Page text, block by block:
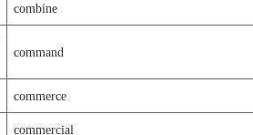
combine
command
commerce
commercial